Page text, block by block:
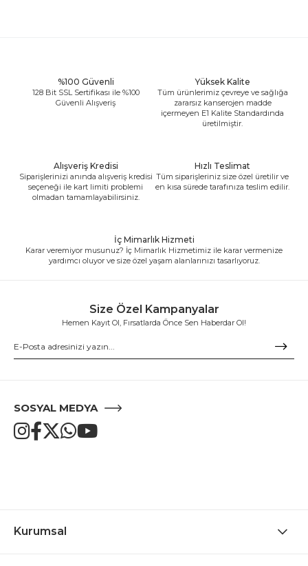
%100 Güvenli
128 Bit SSL Sertifikası ile %100
Güvenli Alışveriş
Yüksek Kalite
Tüm ürünlerimiz çevreye ve sağlığa
zararsız kanserojen madde
içermeyen E1 Kalite Standardında
üretilmiştir.
Alışveriş Kredisi
Siparişlerinizi anında alışveriş kredisi
seçeneği ile kart limiti problemi
olmadan tamamlayabilirsiniz.
Hızlı Teslimat
Tüm siparişleriniz size özel üretilir ve
en kısa sürede tarafınıza teslim edilir.
İç Mimarlık Hizmeti
Karar veremiyor musunuz? İç Mimarlık Hizmetimiz ile karar vermenize
yardımcı oluyor ve size özel yaşam alanlarınızı tasarlıyoruz.
Size Özel Kampanyalar
Hemen Kayıt Ol, Fırsatlarda Önce Sen Haberdar Ol!
SOSYAL MEDYA
Kurumsal